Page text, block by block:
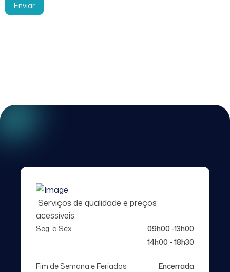
Enviar
Serviços de qualidade e preços
acessíveis.
Seg. a Sex.
09h00 -13h00
14h00 - 18h30
Fim de Semana e Feriados Encerrada